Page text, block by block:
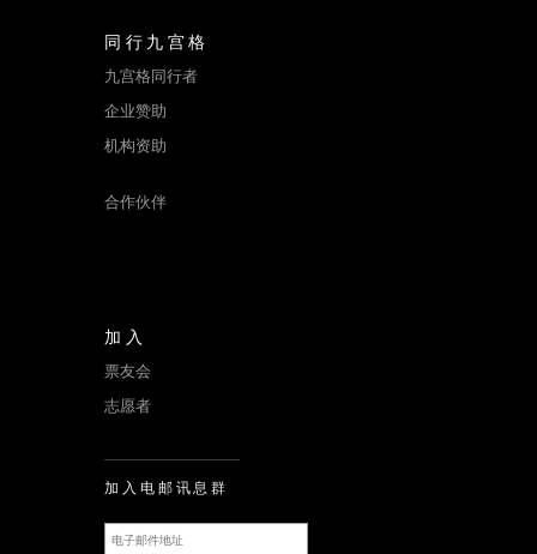
同行九宫格
九宫格同行者
企业赞助
机构资助
合作伙伴
加入
票友会
志愿者
加入电邮讯息群